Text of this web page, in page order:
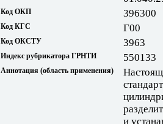
Код ОКП 396300
Код КГС Г00
Код ОКСТУ 3963
Индекс рубрикатора ГРНТИ 550133
Аннотация (область применения)
и